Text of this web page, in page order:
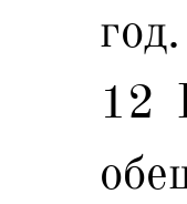
год.
12